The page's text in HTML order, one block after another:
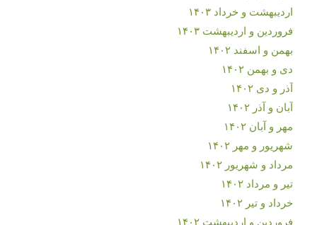
اردیبهشت و خرداد ۱۴۰۳
فروردین و اردیبهشت ۱۴۰۳
بهمن و اسفند ۱۴۰۲
دی و بهمن ۱۴۰۲
آذر و دی ۱۴۰۲
آبان و آذر ۱۴۰۲
مهر و آبان ۱۴۰۲
شهریور و مهر ۱۴۰۲
مرداد و شهریور ۱۴۰۲
تیر و مرداد ۱۴۰۲
خرداد و تیر ۱۴۰۲
فروردین و اردیبهشت ۱۴۰۲